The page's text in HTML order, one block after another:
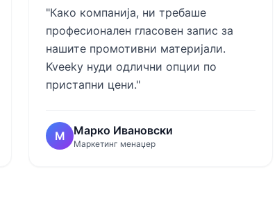
"Како компанија, ни требаше
професионален гласовен запис за
нашите промотивни материјали.
Kveeky нуди одлични опции по
пристапни цени."
М Марко Ивановски
Маркетинг менаџер